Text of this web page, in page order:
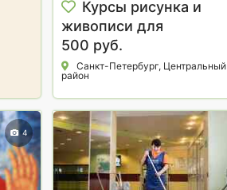
Курсы рисунка и
живописи для
взрослых.
500 руб.
Санкт-Петербург, Центральный
район
4